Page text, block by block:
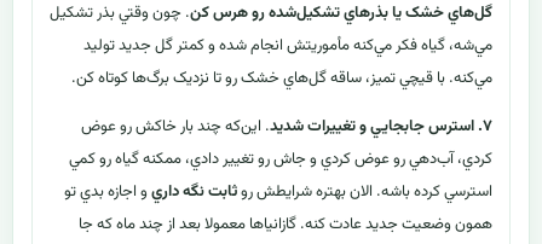
گل‌هاي خشک يا بذرهاي تشکيل‌شده رو هرس کن. چون وقتي بذر تشکيل
مي‌شه، گياه فکر مي‌کنه مأموريتش انجام شده و کمتر گل جديد توليد
مي‌کنه. با قيچي تميز، ساقه گل‌هاي خشک رو تا نزديک برگ‌ها کوتاه کن.
۷. استرس جابجايي و تغييرات شديد
. اين‌که چند بار خاکش رو عوض
کردي، آب‌دهي رو عوض کردي و جاش رو تغيير دادي، ممکنه گياه رو کمي
استرسي کرده باشه. الان بهتره شرايطش روثابت نگه داري و اجازه بدي تو
همون وضعيت جديد عادت کنه. گازانياها معمولا بعد از چند ماه که جا